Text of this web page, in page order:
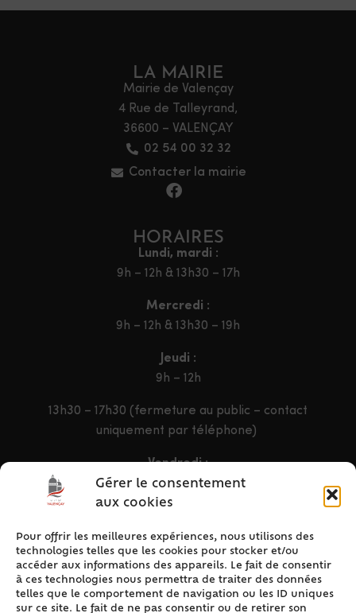
Gérer le consentement
aux cookies
Pour offrir les meilleures expériences, nous utilisons des
technologies telles que les cookies pour stocker et/ou
accéder aux informations des appareils. Le fait de consentir
à ces technologies nous permettra de traiter des données
telles que le comportement de navigation ou les ID uniques
sur ce site. Le fait de ne pas consentir ou de retirer son
LA MAIRIE
Mairie de Valençay
4 Rue de Talleyrand,
36600 – VALENÇAY
02 54 00 32 32
Contacter la mairie
HORAIRES
Lundi, mardi :
9h – 12h & 13h30 – 17h
Mercredi :
9h – 12h & 13h30 – 19h
Jeudi :
9h – 12h
13h30 – 17h30 (fermeture au public – contact
uniquement par téléphone)
Vendredi :
9h – 12h & 13h30 – 16h30
ACCÈS RAPIDE
Accueil
Contact
Plan du site